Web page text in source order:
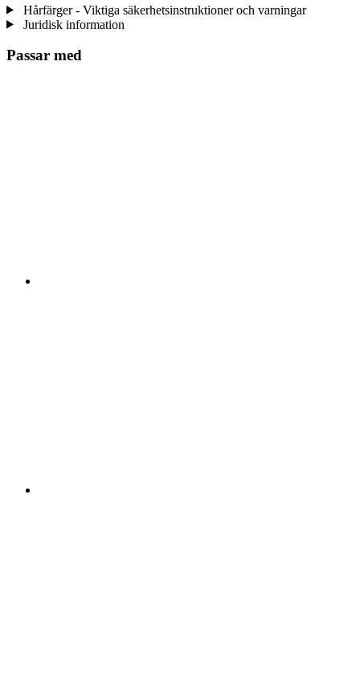
Hårfärger - Viktiga säkerhetsinstruktioner och varningar
Juridisk information
Passar med